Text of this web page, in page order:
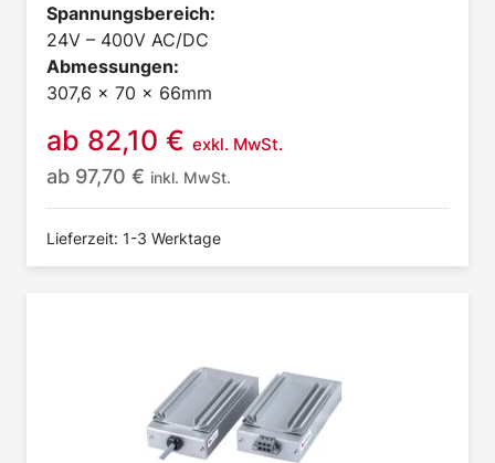
Spannungsbereich:
24V – 400V AC/DC
Abmessungen:
307,6 x 70 x 66mm
ab 82,10 € exkl. MwSt.
ab 97,70 € inkl. MwSt.
Lieferzeit: 1-3 Werktage